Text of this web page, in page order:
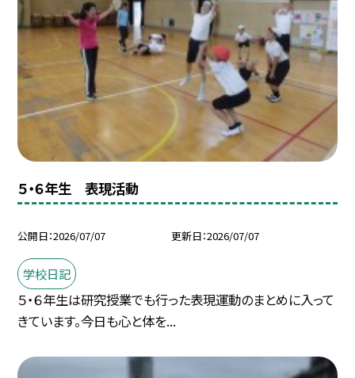
５・６年生 表現活動
公開日 2026/07/07 更新日 2026/07/07
学校日記
５・６年生は研究授業でも行った表現運動のまとめに入って
きています。今日も心と体を...